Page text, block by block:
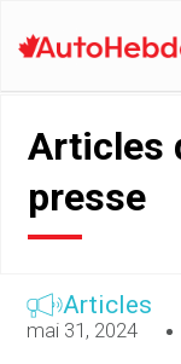
Articles
presse
Articles
mai 31, 2024